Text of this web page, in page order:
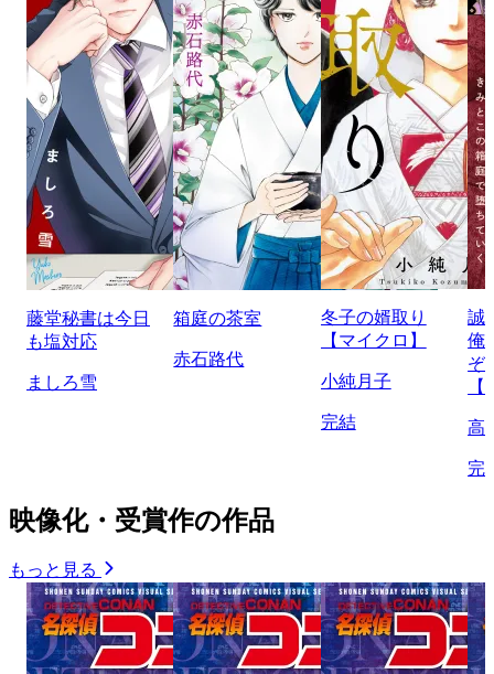
藤堂秘書は今日
も塩対応
ましろ雪
箱庭の茶室
赤石路代
冬子の婿取り
【マイクロ】
小純月子
完結
誠
俺
ぞ
高
完
映像化・受賞作の作品
もっと見る